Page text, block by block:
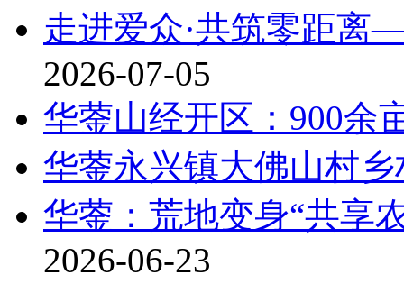
走进爱众·共筑零距
2026-07-05
华蓥山经开区：900余
华蓥永兴镇大佛山村
华蓥：荒地变身“共享
2026-06-23